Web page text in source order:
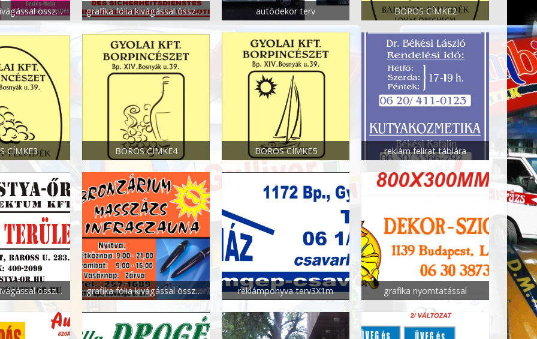
grafika fólia kivágással összeállítással grafika fólia kivágással összeállítással autódekor terv BOROS CÍMKE2
CÍMKE3 BOROS CÍMKE4 BOROS CÍMKE5 reklám felírat táblára
grafika fólia kivágással összeállítással grafika fólia kivágással összeállítással reklámponyva terv3X1m grafika nyomtatással